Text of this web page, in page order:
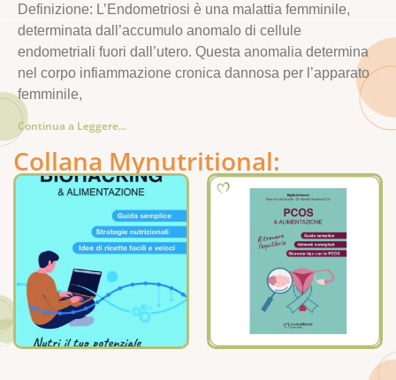
Definizione: L’Endometriosi è una malattia femminile,
determinata dall’accumulo anomalo di cellule
endometriali fuori dall’utero. Questa anomalia determina
nel corpo infiammazione cronica dannosa per l’apparato
femminile,
Continua a Leggere...
Collana Mynutritional: